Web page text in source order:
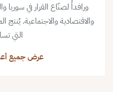
ورافداً لصنّاع القرار في سوريا
والاقتصادية والاجتماعية. يُنتج
التي
عرض جميع